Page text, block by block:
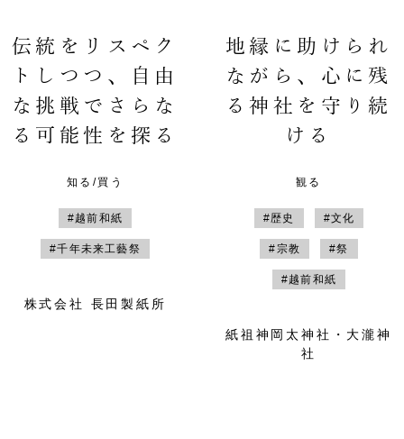
伝統をリスペク
トしつつ、自由
な挑戦でさらな
る可能性を探る
知る/買う
#越前和紙
#千年未来工藝祭
株式会社 長田製紙所
地縁に助けられ
ながら、心に残
る神社を守り続
ける
観る
#歴史 #文化
#宗教 #祭
#越前和紙
紙祖神岡太神社・大瀧神
社